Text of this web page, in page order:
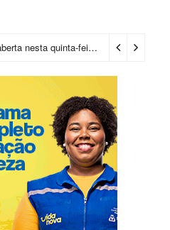
Casa do Benin será reaberta nesta quinta-feira (6) 2 dias ago